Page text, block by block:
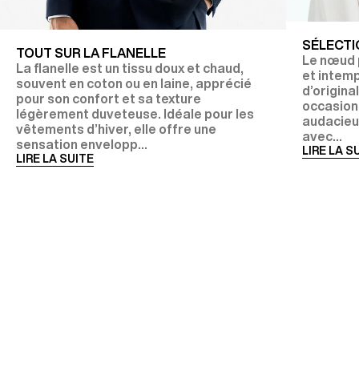
TOUT SUR LA FLANELLE
La flanelle est un tissu doux et chaud,
souvent en coton ou en laine, apprécié
pour son confort et sa texture
légèrement duveteuse. Idéale pour les
vêtements d’hiver, elle offre une
sensation envelopp...
LIRE LA SUITE
Le nœud
et
avec...
LIRE LA